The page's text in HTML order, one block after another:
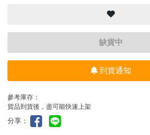
缺貨中
到貨通知
參考庫存：
貨品到貨後，盡可能快速上架
分享：